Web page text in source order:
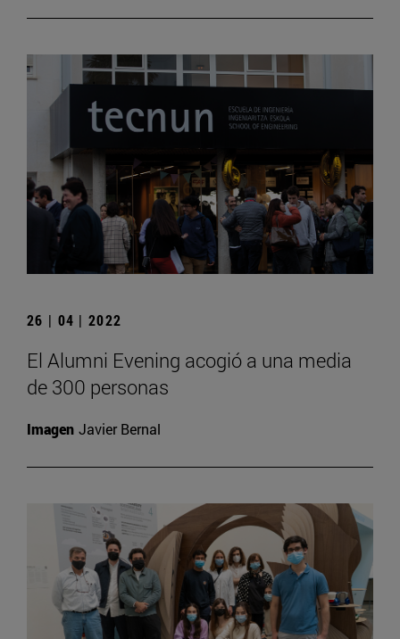
26 | 04 | 2022
El Alumni Evening acogió a una media
de 300 personas
Imagen Javier Bernal